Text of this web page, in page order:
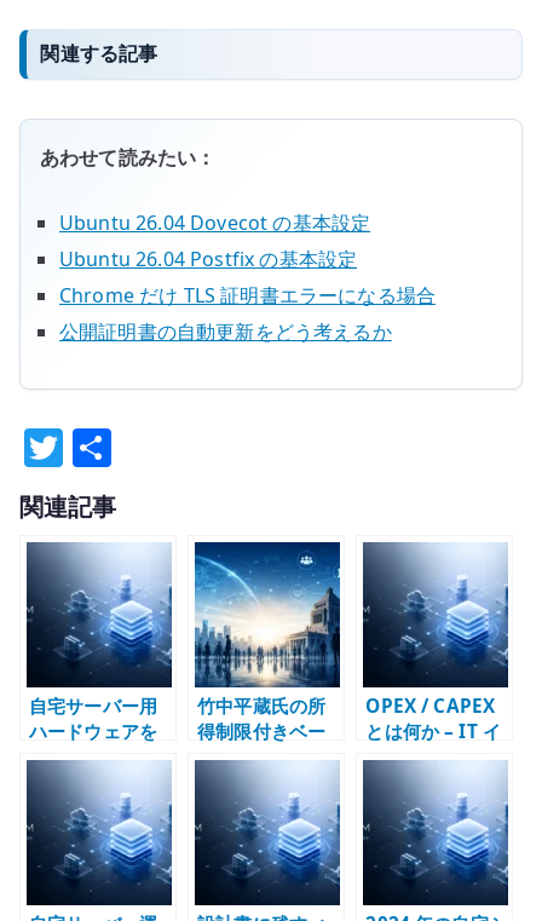
関連する記事
あわせて読みたい：
Ubuntu 26.04 Dovecot の基本設定
Ubuntu 26.04 Postfix の基本設定
Chrome だけ TLS 証明書エラーになる場合
公開証明書の自動更新をどう考えるか
T
w
it
te
r
有
関連記事
自宅サーバー用
ハードウェアを
どう選ぶか – 小
型ベアボーンで
KVM 基盤を作る
竹中平蔵氏の所
得制限付きベー
シックインカム
は何が危ういの
か – 社会保障削
減と自己責任論
を分けて考える
OPEX / CAPEX
とは何か – IT イ
ンフラとクラウ
ド費用を資産か
費用かで考える